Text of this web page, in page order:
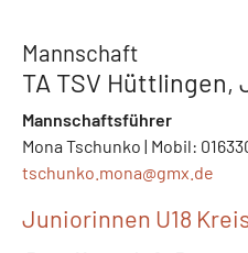
Mannschaft
TA TSV Hüttlingen,
Mannschaftsführer
Mona Tschunko | Mobil:
tschunko.mona@gmx.de
Juniorinnen U18